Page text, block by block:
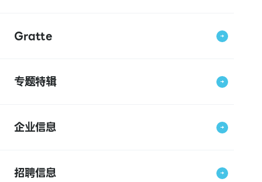
Gratte
专题特辑
企业信息
招聘信息